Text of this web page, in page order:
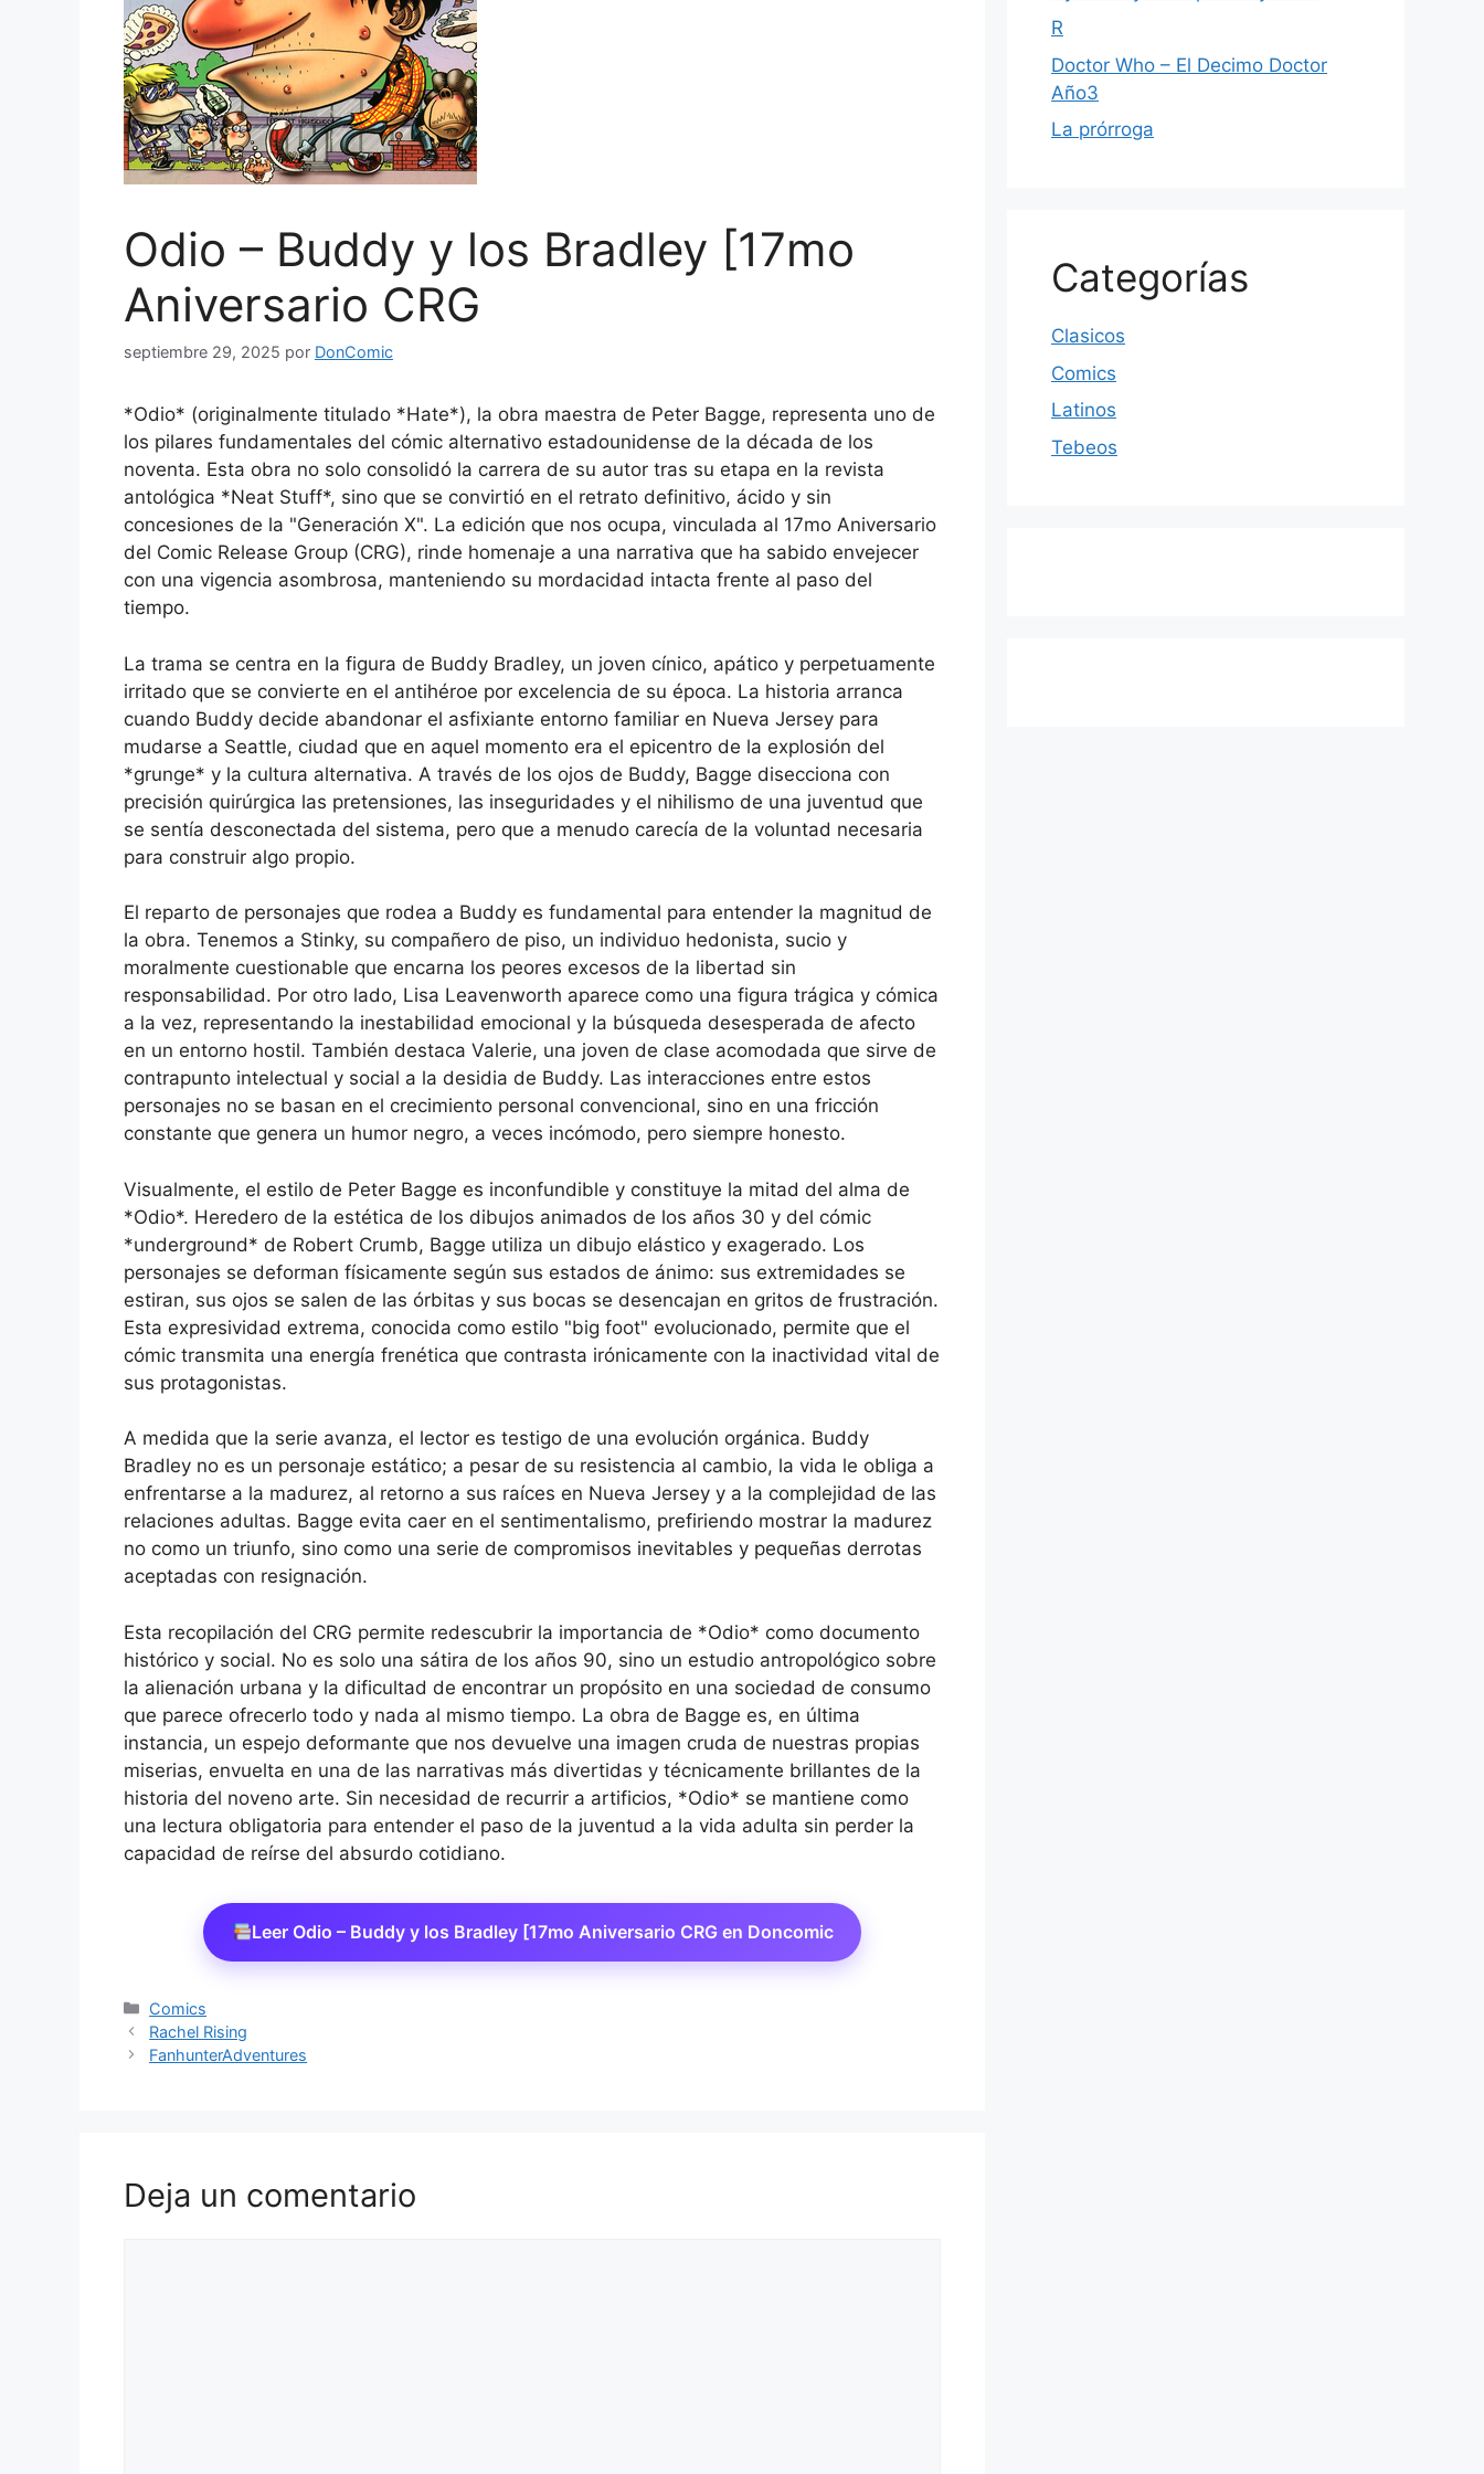
Odio – Buddy y los Bradley [17mo
Aniversario CRG
septiembre 29, 2025 por DonComic
*Odio* (originalmente titulado *Hate*), la obra maestra de Peter Bagge, representa uno de
los pilares fundamentales del cómic alternativo estadounidense de la década de los
noventa. Esta obra no solo consolidó la carrera de su autor tras su etapa en la revista
antológica *Neat Stuff*, sino que se convirtió en el retrato definitivo, ácido y sin
concesiones de la "Generación X". La edición que nos ocupa, vinculada al 17mo Aniversario
del Comic Release Group (CRG), rinde homenaje a una narrativa que ha sabido envejecer
con una vigencia asombrosa, manteniendo su mordacidad intacta frente al paso del
tiempo.
La trama se centra en la figura de Buddy Bradley, un joven cínico, apático y perpetuamente
irritado que se convierte en el antihéroe por excelencia de su época. La historia arranca
cuando Buddy decide abandonar el asfixiante entorno familiar en Nueva Jersey para
mudarse a Seattle, ciudad que en aquel momento era el epicentro de la explosión del
*grunge* y la cultura alternativa. A través de los ojos de Buddy, Bagge disecciona con
precisión quirúrgica las pretensiones, las inseguridades y el nihilismo de una juventud que
se sentía desconectada del sistema, pero que a menudo carecía de la voluntad necesaria
para construir algo propio.
El reparto de personajes que rodea a Buddy es fundamental para entender la magnitud de
la obra. Tenemos a Stinky, su compañero de piso, un individuo hedonista, sucio y
moralmente cuestionable que encarna los peores excesos de la libertad sin
responsabilidad. Por otro lado, Lisa Leavenworth aparece como una figura trágica y cómica
a la vez, representando la inestabilidad emocional y la búsqueda desesperada de afecto
en un entorno hostil. También destaca Valerie, una joven de clase acomodada que sirve de
contrapunto intelectual y social a la desidia de Buddy. Las interacciones entre estos
personajes no se basan en el crecimiento personal convencional, sino en una fricción
constante que genera un humor negro, a veces incómodo, pero siempre honesto.
Visualmente, el estilo de Peter Bagge es inconfundible y constituye la mitad del alma de
*Odio*. Heredero de la estética de los dibujos animados de los años 30 y del cómic
*underground* de Robert Crumb, Bagge utiliza un dibujo elástico y exagerado. Los
personajes se deforman físicamente según sus estados de ánimo: sus extremidades se
estiran, sus ojos se salen de las órbitas y sus bocas se desencajan en gritos de frustración.
Esta expresividad extrema, conocida como estilo "big foot" evolucionado, permite que el
cómic transmita una energía frenética que contrasta irónicamente con la inactividad vital de
sus protagonistas.
A medida que la serie avanza, el lector es testigo de una evolución orgánica. Buddy
Bradley no es un personaje estático; a pesar de su resistencia al cambio, la vida le obliga a
enfrentarse a la madurez, al retorno a sus raíces en Nueva Jersey y a la complejidad de las
relaciones adultas. Bagge evita caer en el sentimentalismo, prefiriendo mostrar la madurez
no como un triunfo, sino como una serie de compromisos inevitables y pequeñas derrotas
aceptadas con resignación.
Esta recopilación del CRG permite redescubrir la importancia de *Odio* como documento
histórico y social. No es solo una sátira de los años 90, sino un estudio antropológico sobre
la alienación urbana y la dificultad de encontrar un propósito en una sociedad de consumo
que parece ofrecerlo todo y nada al mismo tiempo. La obra de Bagge es, en última
instancia, un espejo deformante que nos devuelve una imagen cruda de nuestras propias
miserias, envuelta en una de las narrativas más divertidas y técnicamente brillantes de la
historia del noveno arte. Sin necesidad de recurrir a artificios, *Odio* se mantiene como
una lectura obligatoria para entender el paso de la juventud a la vida adulta sin perder la
capacidad de reírse del absurdo cotidiano.
Leer Odio – Buddy y los Bradley [17mo Aniversario CRG en Doncomic
Categorías
Comics
Rachel Rising
FanhunterAdventures
Deja un comentario
R
Doctor Who – El Decimo Doctor
Año3
La prórroga
Categorías
Clasicos
Comics
Latinos
Tebeos